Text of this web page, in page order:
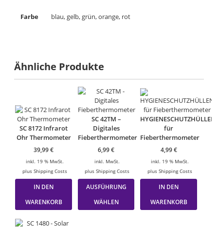
Farbe blau, gelb, grün, orange, rot
Ähnliche Produkte
SC 8172 Infrarot
Ohr Thermometer
39,99€
inkl. 19 % MwSt.
plus Shipping Costs
IN DEN
WARENKORB
SC 42TM –
Digitales
Fieberthermometer
6,99€
inkl. MwSt.
plusShipping Costs
AUSFÜHRUNG
WÄHLEN
Dieses
mehrere
HYGIENESCHUTZHÜLLEN
für
Fieberthermometer
4,99€
inkl. 19 % MwSt.
plus Shipping Costs
IN DEN
WARENKORB